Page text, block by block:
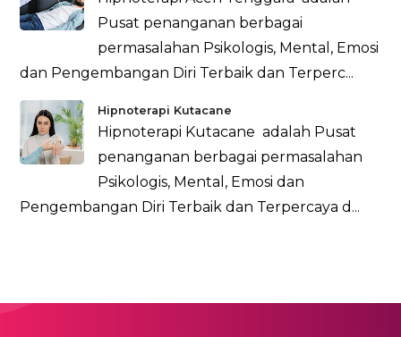
Pusat penanganan berbagai
permasalahan Psikologis, Mental, Emosi
dan Pengembangan Diri Terbaik dan Terperc...
Hipnoterapi Kutacane
Hipnoterapi Kutacane adalah Pusat
penanganan berbagai permasalahan
Psikologis, Mental, Emosi dan
Pengembangan Diri Terbaik dan Terpercaya d...